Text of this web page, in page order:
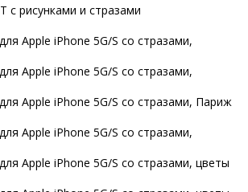
с рисунками и стразами
Apple iPhone 5G/S со стразами,
Apple iPhone 5G/S со стразами,
Apple iPhone 5G/S со стразами, Париж
Apple iPhone 5G/S со стразами,
Apple iPhone 5G/S со стразами, цветы